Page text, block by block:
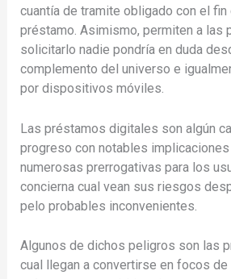
cuantía de tramite obligado con el
préstamo. Asimismo, permiten a las
solicitarlo nadie pondrí­a en duda
complemento del universo e
por dispositivos móviles.
Las préstamos digitales son algún
progreso con notables
numerosas prerrogativas para los
concierna cual vean sus riesgos
pelo probables inconvenientes.
Algunos de dichos peligros son las
cual llegan a convertirse en focos